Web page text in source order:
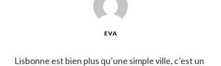
EVA
Lisbonne est bien plus qu’une simple ville, c’est un